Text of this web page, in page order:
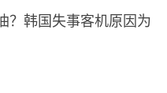
？韩国失事客机原因为